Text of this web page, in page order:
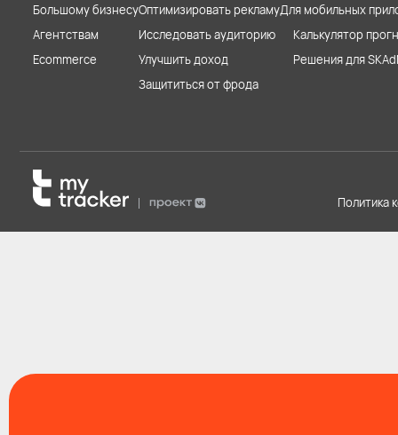
Большому бизнесу
Агентствам
Ecommerce
Оптимизировать рекламу
Исследовать аудиторию
Улучшить доход
Защититься от фрода
Для мобильных
Калькулятор
Решения для
Политика